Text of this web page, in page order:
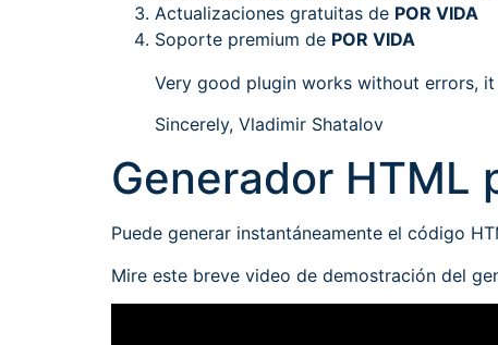
Actualizaciones gratuitas de POR VIDA
Soporte premium de POR VIDA
Very good plugin works without errors,
Sincerely, Vladimir Shatalov
Generador HTML
Puede generar instantáneamente el código
Mire este breve video de demostración del